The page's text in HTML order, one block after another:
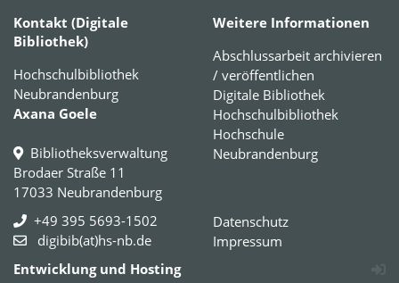
Kontakt (Digitale
Bibliothek)
Hochschulbibliothek
Neubrandenburg
Axana Goele
Bibliotheksverwaltung
Brodaer Straße 11
17033 Neubrandenburg
+49 395 5693-1502
digibib(at)hs-nb.de
Weitere Informationen
Abschlussarbeit archivieren
/ veröffentlichen
Digitale Bibliothek
Hochschulbibliothek
Hochschule
Neubrandenburg
Datenschutz
Impressum
Entwicklung und Hosting